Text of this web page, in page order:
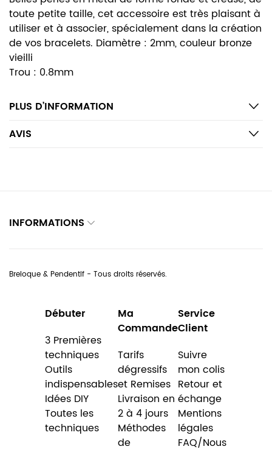
toute petite taille, cet accessoire est très plaisant à
utiliser et à associer, spécialement dans la création
de vos bracelets. Diamètre : 2mm, couleur bronze
vieilli
Trou : 0.8mm
PLUS D’INFORMATION
AVIS
INFORMATIONS
Breloque & Pendentif - Tous droits réservés.
Débuter
3 Premières
techniques
Outils
indispensables
Idées DIY
Toutes les
techniques
Ma
Commande
Tarifs
dégressifs
et Remises
Livraison en
2 à 4 jours
Méthodes
de
Service
Client
Suivre
mon colis
Retour et
échange
Mentions
légales
FAQ/Nous